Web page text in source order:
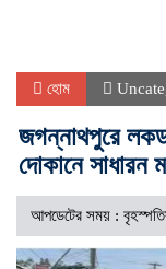
হোম
জগন্নাথপুরে
দোকানে সাধারন
আপডেটের সময় :